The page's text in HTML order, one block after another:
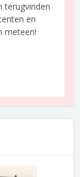
terugvinden
en
meteen!